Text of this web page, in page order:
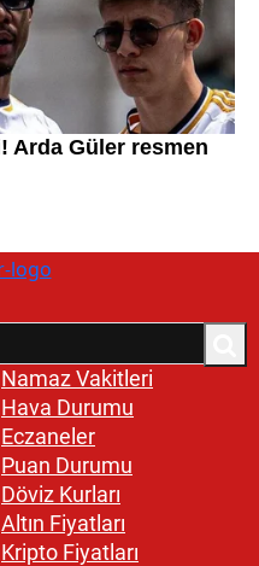
Namaz Vakitleri
Hava Durumu
Eczaneler
Puan Durumu
Döviz Kurları
Altın Fiyatları
Kripto Fiyatları